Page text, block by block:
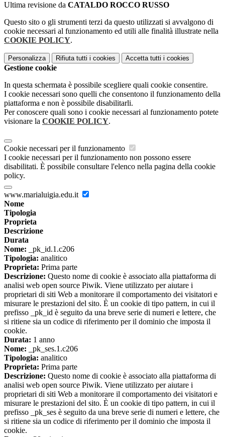
Ultima revisione da CATALDO ROCCO RUSSO
Questo sito o gli strumenti terzi da questo utilizzati si avvalgono di
cookie necessari al funzionamento ed utili alle finalità illustrate nella
COOKIE POLICY.
Personalizza Rifiuta tutti i cookies Accetta tutti i cookies
Gestione cookie
In questa schermata è possibile scegliere quali cookie consentire.
I cookie necessari sono quelli che consentono il funzionamento della
piattaforma e non è possibile disabilitarli.
Per conoscere quali sono i cookie necessari al funzionamento potete
visionare la COOKIE POLICY.
Cookie necessari per il funzionamento
I cookie necessari per il funzionamento non possono essere
disabilitati. È possibile consultare l'elenco nella pagina della cookie
policy.
www.marialuigia.edu.it
Nome
Tipologia
Proprieta
Descrizione
Durata
Nome: _pk_id.1.c206
Tipologia: analitico
Proprieta: Prima parte
Descrizione: Questo nome di cookie è associato alla piattaforma di
analisi web open source Piwik. Viene utilizzato per aiutare i
proprietari di siti Web a monitorare il comportamento dei visitatori e
misurare le prestazioni del sito. È un cookie di tipo pattern, in cui il
prefisso _pk_id è seguito da una breve serie di numeri e lettere, che
si ritiene sia un codice di riferimento per il dominio che imposta il
cookie.
Durata: 1 anno
Nome: _pk_ses.1.c206
Tipologia: analitico
Proprieta: Prima parte
Descrizione: Questo nome di cookie è associato alla piattaforma di
analisi web open source Piwik. Viene utilizzato per aiutare i
proprietari di siti Web a monitorare il comportamento dei visitatori e
misurare le prestazioni del sito. È un cookie di tipo pattern, in cui il
prefisso _pk_ses è seguito da una breve serie di numeri e lettere, che
si ritiene sia un codice di riferimento per il dominio che imposta il
cookie.